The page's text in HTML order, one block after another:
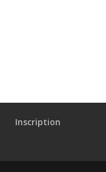
Inscription